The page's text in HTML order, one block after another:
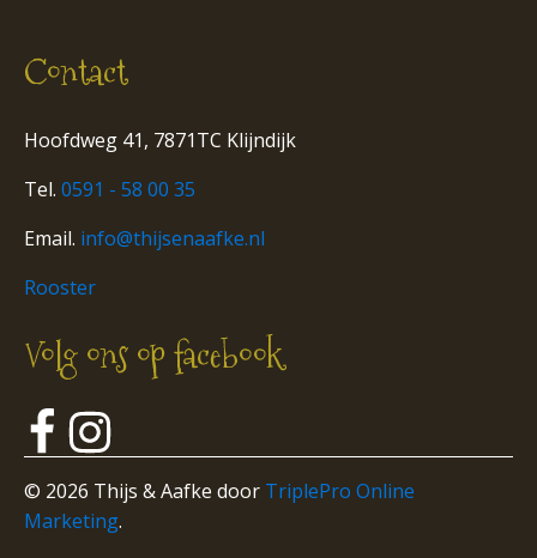
Contact
Hoofdweg 41, 7871TC Klijndijk
Tel. 0591 - 58 00 35
Email. info@thijsenaafke.nl
Rooster
Volg ons op facebook
© 2026 Thijs & Aafke door TriplePro Online
Marketing.